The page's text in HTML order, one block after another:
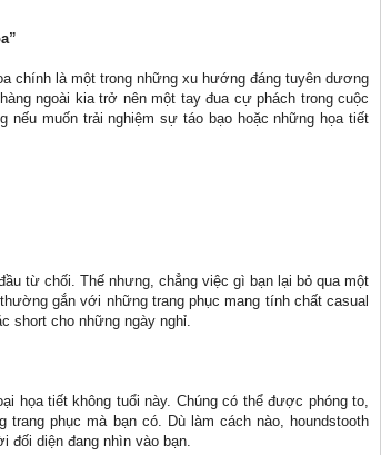
chính là một trong những xu hướng đáng tuyên dương
ngoài kia trở nên một tay đua cự phách trong cuộc
muốn trải nghiệm sự táo bạo hoặc những họa tiết
từ chối. Thế nhưng, chẳng việc gì bạn lại bỏ qua một
gắn với những trang phục mang tính chất casual
short cho những ngày nghỉ.
họa tiết không tuổi này. Chúng có thể được phóng to,
phục mà bạn có. Dù làm cách nào, houndstooth
đối diện đang nhìn vào bạn.